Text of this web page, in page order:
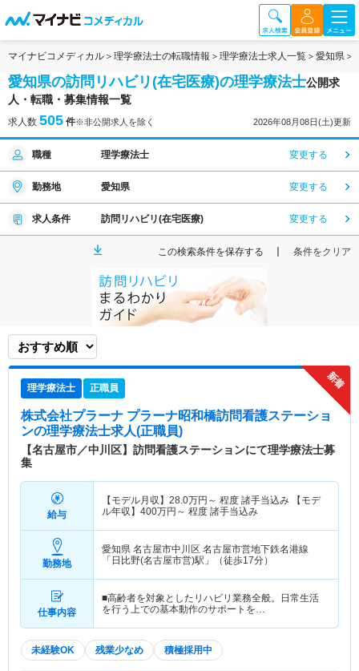
マイナビコメディカル 理学療法士の転職情報 理学療法士求人一覧 愛知県
愛知県の訪問リハビリ(在宅医療)の理学療法士公開求
人・転職・募集情報一覧
求人数 505 件※非公開求人を除く 2026年08月08日(土)更新
職種 理学療法士 変更する
勤務地 愛知県 変更する
求人条件 訪問リハビリ(在宅医療) 変更する
この検索条件を保存する 条件をクリア
理学療法士 正職員
株式会社プラーナ プラーナ昭和橋訪問看護ステーショ
ンの理学療法士求人(正職員)
【名古屋市／中川区】訪問看護ステーションにて理学療法士募
集
給与
【モデル月収】 28.0万円～ 程度 諸手当込み 【モデ
ル年収】 400万円～ 程度 諸手当込み
勤務地
愛知県 名古屋市中川区 名古屋市営地下鉄名港線
「日比野(名古屋市営)駅」（徒歩17分）
仕事内容
■高齢者を対象としたリハビリ業務全般。日常生活
を行う上での基本動作のサポートを…
未経験OK 残業少なめ 積極採用中